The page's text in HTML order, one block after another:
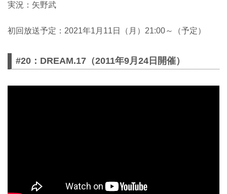
実況：矢野武
初回放送予定：2021年1月11日（月）21:00～（予定）
#20：DREAM.17（2011年9月24日開催）